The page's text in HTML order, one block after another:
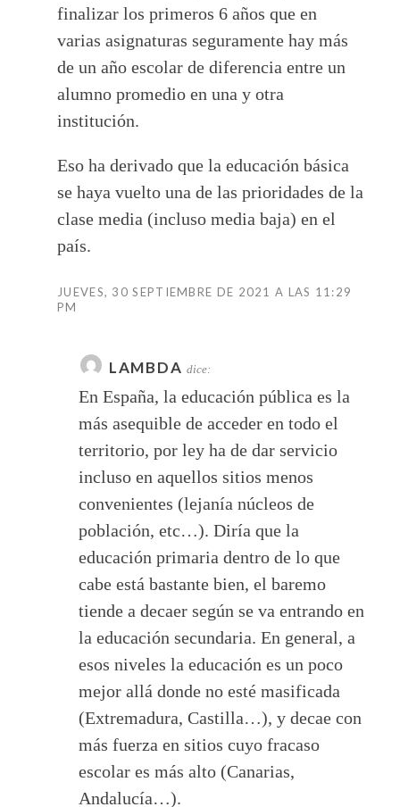
finalizar los primeros 6 años que en
varias asignaturas seguramente hay más
de un año escolar de diferencia entre un
alumno promedio en una y otra
institución.
Eso ha derivado que la educación básica
se haya vuelto una de las prioridades de la
clase media (incluso media baja) en el
país.
JUEVES, 30 SEPTIEMBRE DE 2021 A LAS 11:29
PM
LAMBDA dice:
En España, la educación pública es la
más asequible de acceder en todo el
territorio, por ley ha de dar servicio
incluso en aquellos sitios menos
convenientes (lejanía núcleos de
población, etc…). Diría que la
educación primaria dentro de lo que
cabe está bastante bien, el baremo
tiende a decaer según se va entrando en
la educación secundaria. En general, a
esos niveles la educación es un poco
mejor allá donde no esté masificada
(Extremadura, Castilla…), y decae con
más fuerza en sitios cuyo fracaso
escolar es más alto (Canarias,
Andalucía…).